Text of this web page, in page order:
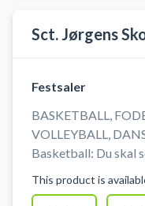
Sct. Jørgens
Festsaler
BASKETBALL,
VOLLEYBALL,
Basketball: Du skal
kan ikke sænkes. Fodbold: Du må
This product is